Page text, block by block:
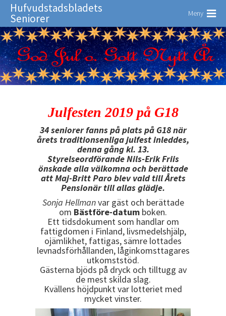
Hufvudstadsbladets
Seniorer Meny
Julfesten 2019 på G18
34 seniorer fanns på plats på G18 när
årets traditionsenliga julfest inleddes,
denna gång kl. 13.
Styrelseordförande Nils-Erik Friis
önskade alla välkomna och berättade
att Maj-Britt Paro blev vald till Årets
Pensionär till allas glädje.
Sonja Hellmanvar gäst och berättade
om Bästföre-datum boken.
Ett tidsdokument som handlar om
fattigdomen i Finland, livsmedelshjälp,
ojämlikhet, fattigas, sämre lottades
levnadsförhållanden, låginkomsttagares
utkomststöd.
Gästerna bjöds på dryck och tilltugg av
de mest skilda slag.
Kvällens höjdpunkt var lotteriet med
mycket vinster.